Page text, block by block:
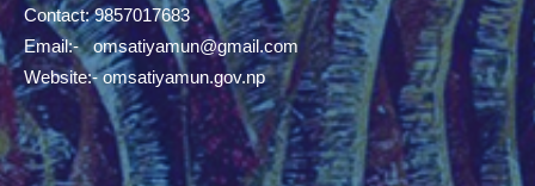
Contact: 9857017683
Email:-omsatiyamun@gmail.com
Website:- omsatiyamun.gov.np